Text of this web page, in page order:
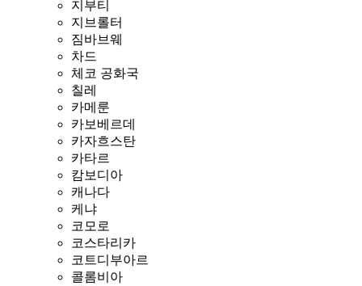
지부티
지브롤터
짐바브웨
차드
체코 공화국
칠레
카메룬
카보베르데
카자흐스탄
카타르
캄보디아
캐나다
케냐
코모로
코스타리카
코트디부아르
콜롬비아